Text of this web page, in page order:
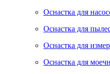
Оснастка для
Оснастка для
Оснастка для
Оснастка для